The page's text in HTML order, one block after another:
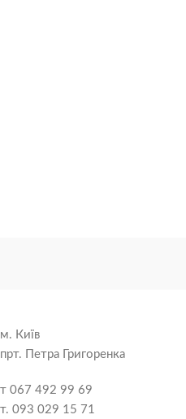
м. Київ
прт. Петра Григоренка
т 067 492 99 69
т. 093 029 15 71